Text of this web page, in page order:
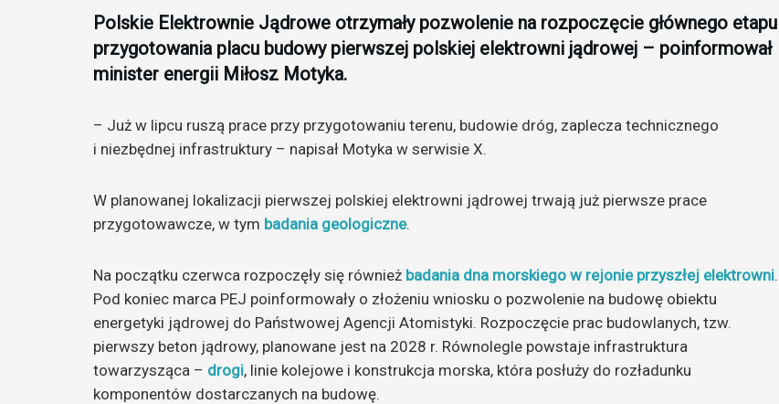
Polskie Elektrownie Jądrowe otrzymały pozwolenie na rozpoczęcie głównego etapu
przygotowania placu budowy pierwszej polskiej elektrowni jądrowej – poinformował
minister energii Miłosz Motyka.
– Już w lipcu ruszą prace przy przygotowaniu terenu, budowie dróg, zaplecza technicznego
i niezbędnej infrastruktury – napisał Motyka w serwisie X.
W planowanej lokalizacji pierwszej polskiej elektrowni jądrowej trwają już pierwsze prace
przygotowawcze, w tym badania geologiczne.
Na początku czerwca rozpoczęły się również badania dna morskiego w rejonie przyszłej elektrowni.
Pod koniec marca PEJ poinformowały o złożeniu wniosku o pozwolenie na budowę obiektu
energetyki jądrowej do Państwowej Agencji Atomistyki. Rozpoczęcie prac budowlanych, tzw.
pierwszy beton jądrowy, planowane jest na 2028 r. Równolegle powstaje infrastruktura
towarzysząca – drogi, linie kolejowe i konstrukcja morska, która posłuży do rozładunku
komponentów dostarczanych na budowę.